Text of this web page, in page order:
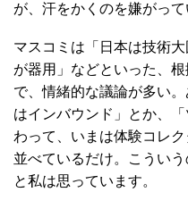
が、汗をかくのを嫌がって
マスコミは「日本は技術
が器用」などといった、
で、情緒的な議論が多い
はインバウンド」とか、
わって、いまは体験コレ
並べているだけ。こうい
と私は思っています。